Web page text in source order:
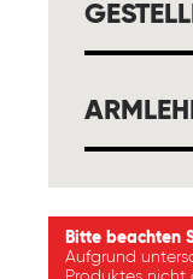
Bitte beachten
Aufgrund